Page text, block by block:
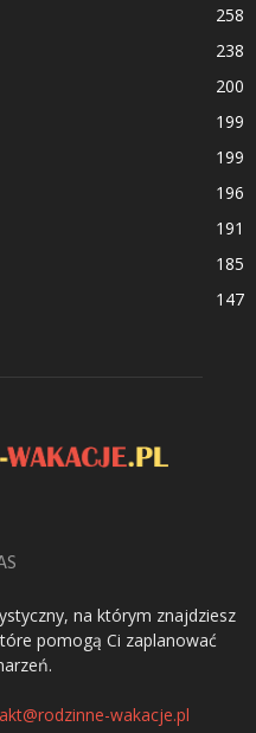
258
238
200
199
199
196
191
185
147
na którym znajdziesz
pomogą Ci zaplanować
wakacje.pl